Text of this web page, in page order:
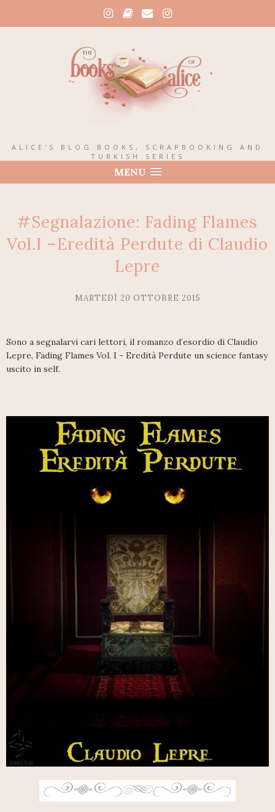
ALICE'S BLOG BOOKS, SCRAPBOOKING AND
TURKISH SERIES
MENU
#Segnalazione: Fading Flames
Vol.I –Eredità Perdute di Claudio
Lepre
MARTEDÌ 20 OTTOBRE 2015
Sono a segnalarvi cari lettori, il romanzo d’esordio di Claudio
Lepre, Fading Flames Vol. I - Eredità Perdute un science fantasy
uscito in self.